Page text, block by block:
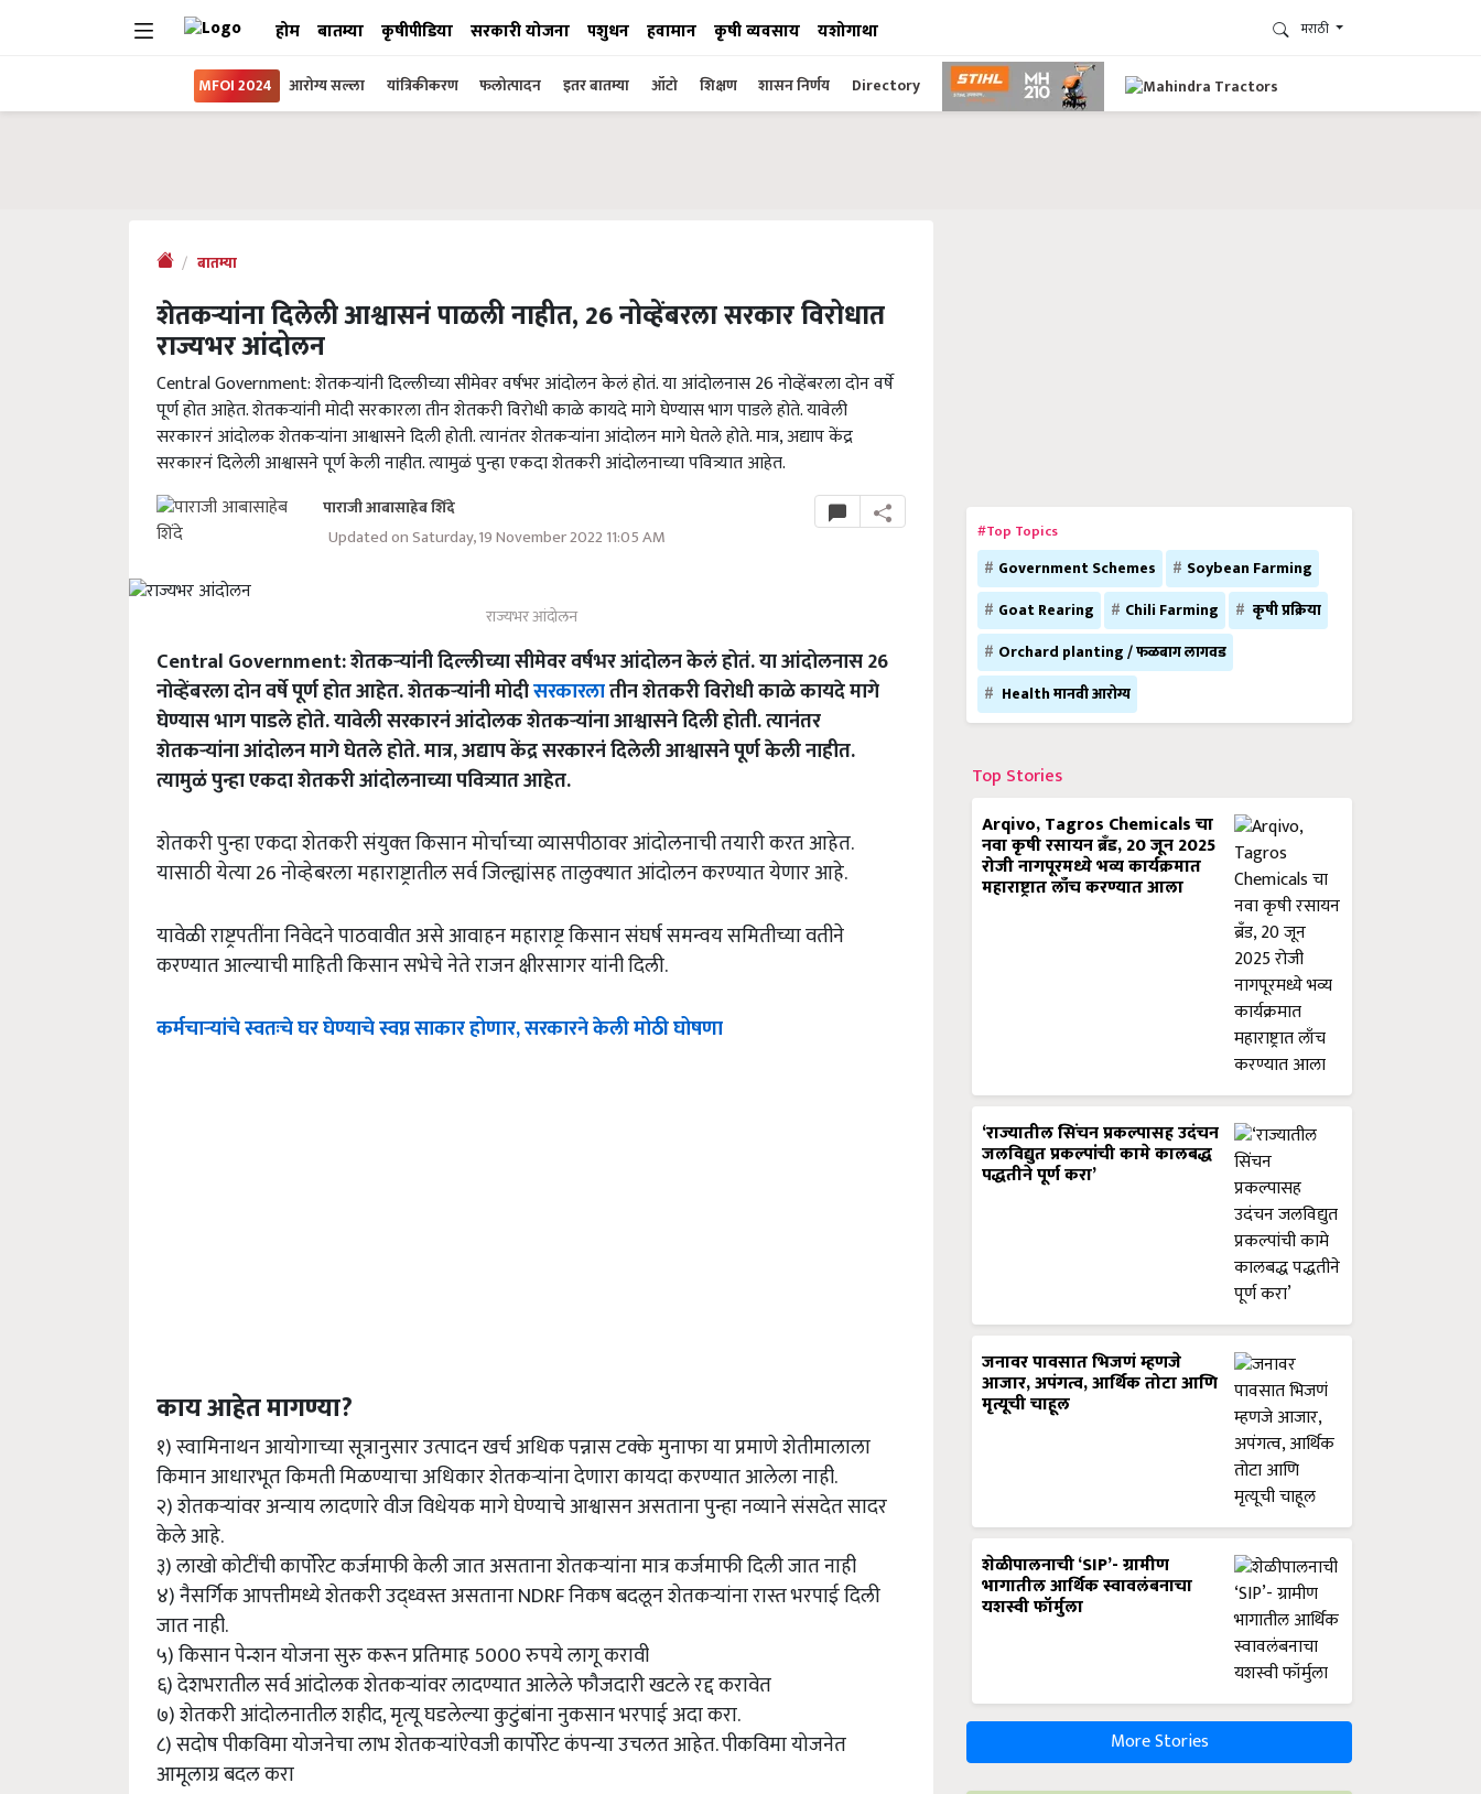
होम बातम्या कृषीपीडिया सरकारी योजना पशुधन हवामान कृषी व्यवसाय यशोगाथा मराठी
MFOI 2024 आरोग्य सल्ला यांत्रिकीकरण फलोत्पादन इतर बातम्या ऑटो शिक्षण शासन निर्णय Directory
बातम्या
शेतकऱ्यांना दिलेली आश्वासनं पाळली नाहीत, 26 नोव्हेंबरला सरकार विरोधात
राज्यभर आंदोलन
Central Government: शेतकऱ्यांनी दिल्लीच्या सीमेवर वर्षभर आंदोलन केलं होतं. या आंदोलनास 26 नोव्हेंबरला दोन वर्षे
पूर्ण होत आहेत. शेतकऱ्यांनी मोदी सरकारला तीन शेतकरी विरोधी काळे कायदे मागे घेण्यास भाग पाडले होते. यावेली
सरकारनं आंदोलक शेतकऱ्यांना आश्वासने दिली होती. त्यानंतर शेतकऱ्यांना आंदोलन मागे घेतले होते. मात्र, अद्याप केंद्र
सरकारनं दिलेली आश्वासने पूर्ण केली नाहीत. त्यामुळं पुन्हा एकदा शेतकरी आंदोलनाच्या पवित्र्यात आहेत.
पाराजी आबासाहेब शिंदे
Updated on Saturday, 19 November 2022 11:05 AM
राज्यभर आंदोलन
Central Government: शेतकऱ्यांनी दिल्लीच्या सीमेवर वर्षभर आंदोलन केलं होतं. या आंदोलनास 26
नोव्हेंबरला दोन वर्षे पूर्ण होत आहेत. शेतकऱ्यांनी मोदीसरकारलातीन शेतकरी विरोधी काळे कायदे मागे
घेण्यास भाग पाडले होते. यावेली सरकारनं आंदोलक शेतकऱ्यांना आश्वासने दिली होती. त्यानंतर
शेतकऱ्यांना आंदोलन मागे घेतले होते. मात्र, अद्याप केंद्र सरकारनं दिलेली आश्वासने पूर्ण केली नाहीत.
त्यामुळं पुन्हा एकदा शेतकरी आंदोलनाच्या पवित्र्यात आहेत.
शेतकरी पुन्हा एकदा शेतकरी संयुक्‍त किसान मोर्चाच्या व्यासपीठावर आंदोलनाची तयारी करत आहेत.
यासाठी येत्या 26 नोव्हेबरला महाराष्ट्रातील सर्व जिल्ह्यांसह तालुक्‍यात आंदोलन करण्यात येणार आहे.
यावेळी राष्ट्रपतींना निवेदने पाठवावीत असे आवाहन महाराष्ट्र किसान संघर्ष समन्वय समितीच्या वतीने
करण्यात आल्याची माहिती किसान सभेचे नेते राजन क्षीरसागर यांनी दिली.
कर्मचाऱ्यांचे स्वतःचे घर घेण्याचे स्वप्न साकार होणार, सरकारने केली मोठी घोषणा
काय आहेत मागण्या?
१) स्वामिनाथन आयोगाच्या सूत्रानुसार उत्पादन खर्च अधिक पन्नास टक्के मुनाफा या प्रमाणे शेतीमालाला
किमान आधारभूत किमती मिळण्याचा अधिकार शेतकऱ्यांना देणारा कायदा करण्यात आलेला नाही.
२) शेतकऱ्यांवर अन्याय लादणारे वीज विधेयक मागे घेण्याचे आश्वासन असताना पुन्हा नव्याने संसदेत सादर
केले आहे.
३) लाखो कोटींची कार्पोरेट कर्जमाफी केली जात असताना शेतकऱ्यांना मात्र कर्जमाफी दिली जात नाही
४) नैसर्गिक आपत्तीमध्ये शेतकरी उद्‌ध्वस्त असताना NDRF निकष बदलून शेतकऱ्यांना रास्त भरपाई दिली
जात नाही.
५) किसान पेन्शन योजना सुरु करून प्रतिमाह 5000 रुपये लागू करावी
६) देशभरातील सर्व आंदोलक शेतकऱ्यांवर लादण्यात आलेले फौजदारी खटले रद्द करावेत
७) शेतकरी आंदोलनातील शहीद, मृत्यू घडलेल्या कुटुंबांना नुकसान भरपाई अदा करा.
८) सदोष पीकविमा योजनेचा लाभ शेतकऱ्यांऐवजी कार्पोरेट कंपन्या उचलत आहेत. पीकविमा योजनेत
आमूलाग्र बदल करा
#Top Topics
Government Schemes
Soybean Farming
Goat Rearing
Chili Farming
कृषी प्रक्रिया
Orchard planting / फळबाग लागवड
Health मानवी आरोग्य
Top Stories
Arqivo, Tagros Chemicals चा
नवा कृषी रसायन ब्रँड, 20 जून 2025
रोजी नागपूरमध्ये भव्य कार्यक्रमात
महाराष्ट्रात लाँच करण्यात आला
‘राज्यातील सिंचन प्रकल्पासह उदंचन
जलविद्युत प्रकल्पांची कामे कालबद्ध
पद्धतीने पूर्ण करा’
जनावर पावसात भिजणं म्हणजे
आजार, अपंगत्व, आर्थिक तोटा आणि
मृत्यूची चाहूल
शेळीपालनाची ‘SIP’- ग्रामीण
भागातील आर्थिक स्वावलंबनाचा
यशस्वी फॉर्मुला
More Stories